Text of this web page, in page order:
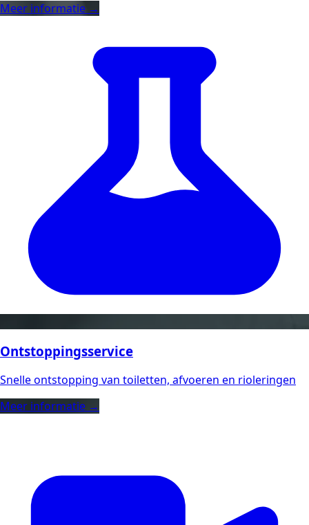
Meer informatie →
Ontstoppingsservice
Snelle ontstopping van toiletten, afvoeren en rioleringen
Meer informatie →